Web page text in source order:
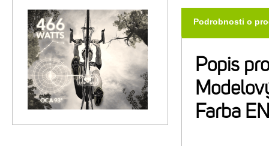
Podrobnosti o
Popis
Farba